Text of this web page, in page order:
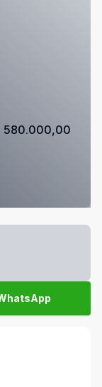
580.000,00